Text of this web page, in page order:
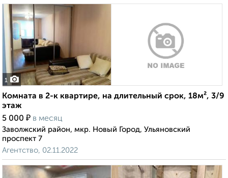
1
Комната в 2-к квартире, на длительный срок, 18м², 3/9
этаж
5 000 ₽ в месяц
Заволжский район, мкр. Новый Город, Ульяновский
проспект 7
Агентство, 02.11.2022